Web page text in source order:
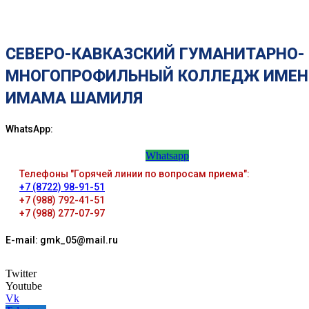
СЕВЕРО-КАВКАЗСКИЙ ГУМАНИТАРНО-
МНОГОПРОФИЛЬНЫЙ КОЛЛЕДЖ
ИМАМА ШАМИЛЯ
WhatsApp:
Whatsapp
Телефоны "Горячей линии по вопросам приема":
+7 (8722) 98-91-51
+7 (988) 792-41-51
+7 (988) 277-07-97
E-mail: gmk_05@mail.ru
Twitter
Youtube
Vk